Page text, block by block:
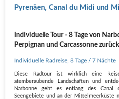
Pyrenäen, Canal du Midi und
Individuelle Tour - 8 Tage von
Perpignan und Carcassonne
Individuelle Radreise ,8 Tage / 7 Nächte
Diese Radtour ist wirklich eine
atemberaubende Landschaften und
Narbonne geht es entlang des Canal
Seengebiete und an der Mittelmeerküste